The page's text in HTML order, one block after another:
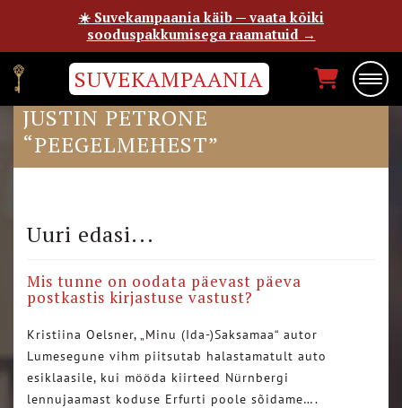
SUVEKAMPAANIA
DELFI ELUTARGAS ON KATKEND
JUSTIN PETRONE
“PEEGELMEHEST”
Uuri edasi...
Mis tunne on oodata päevast päeva
postkastis kirjastuse vastust?
Kristiina Oelsner, „Minu (Ida-)Saksamaa“ autor
Lumesegune vihm piitsutab halastamatult auto
esiklaasile, kui mööda kiirteed Nürnbergi
lennujaamast koduse Erfurti poole sõidame….
☀️ Suvekampaania käib — vaata kõiki
sooduspakkumisega raamatuid →